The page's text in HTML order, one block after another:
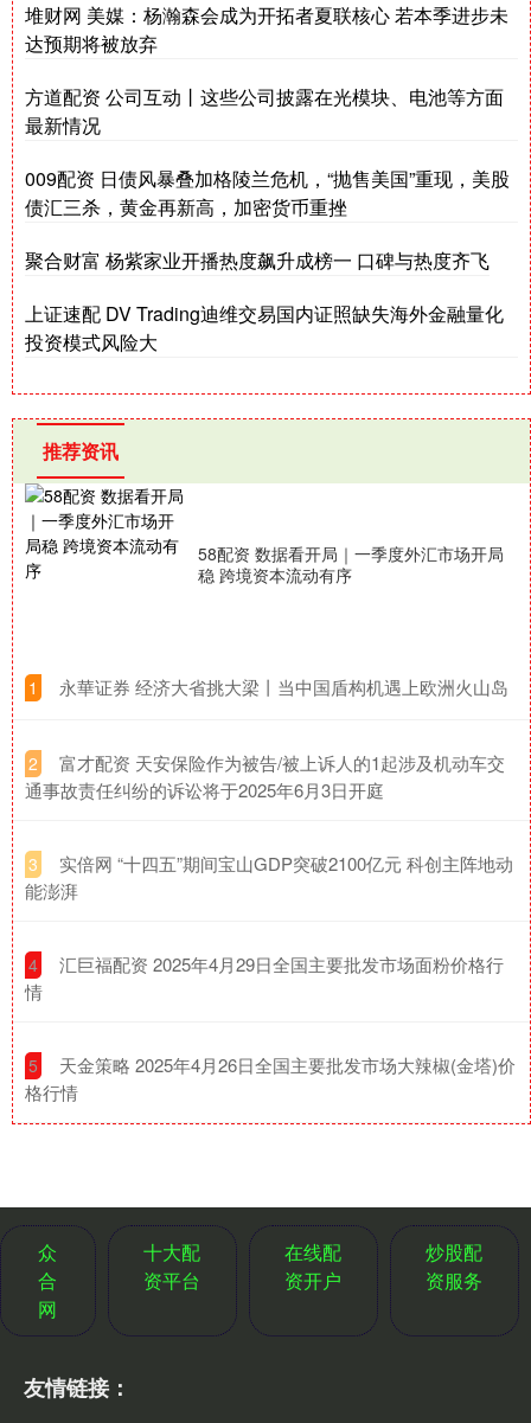
堆财网 美媒：杨瀚森会成为开拓者夏联核心 若本季进步未
达预期将被放弃
方道配资 公司互动丨这些公司披露在光模块、电池等方面
最新情况
009配资 日债风暴叠加格陵兰危机，“抛售美国”重现，美股
债汇三杀，黄金再新高，加密货币重挫
聚合财富 杨紫家业开播热度飙升成榜一 口碑与热度齐飞
上证速配 DV Trading迪维交易国内证照缺失海外金融量化
投资模式风险大
推荐资讯
58配资 数据看开局｜一季度外汇市场开局
稳 跨境资本流动有序
1 ​永華证券 经济大省挑大梁丨当中国盾构机遇上欧洲火山岛​
2
​富才配资 天安保险作为被告/被上诉人的1起涉及机动车交
通事故责任纠纷的诉讼将于2025年6月3日开庭
3
​实倍网 “十四五”期间宝山GDP突破2100亿元 科创主阵地动
能澎湃
4
​汇巨福配资 2025年4月29日全国主要批发市场面粉价格行
情
5
​天金策略 2025年4月26日全国主要批发市场大辣椒(金塔)价
格行情
众
合
网
十大配
资平台
在线配
资开户
炒股配
资服务
友情链接：